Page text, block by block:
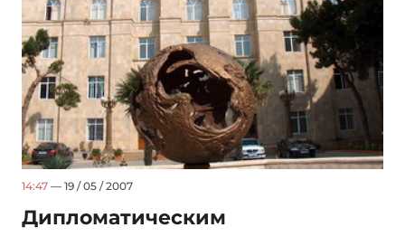
14:47 — 19 / 05 / 2007
Дипломатическим